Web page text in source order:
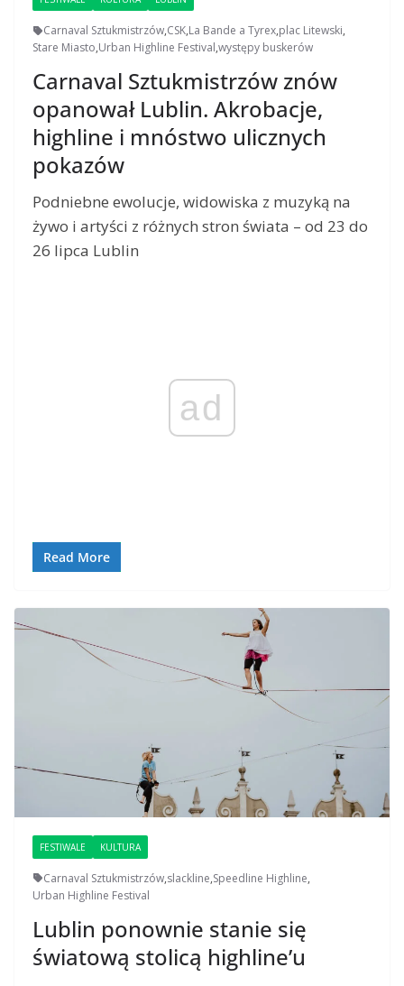
Carnaval Sztukmistrzów,CSK,La Bande a Tyrex,plac Litewski,
Stare Miasto,Urban Highline Festival,występy buskerów
Carnaval Sztukmistrzów znów
opanował Lublin. Akrobacje,
highline i mnóstwo ulicznych
pokazów
Podniebne ewolucje, widowiska z muzyką na
żywo i artyści z różnych stron świata – od 23 do
26 lipca Lublin
ad
Read More
FESTIWALE KULTURA
Carnaval Sztukmistrzów,slackline,Speedline Highline,
Urban Highline Festival
Lublin ponownie stanie się
światową stolicą highline’u